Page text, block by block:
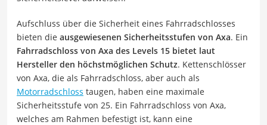
Aufschluss über die Sicherheit eines Fahrradschlosses
bieten die ausgewiesenen Sicherheitsstufen von Axa. Ein
Fahrradschloss von Axa des Levels 15 bietet laut
Hersteller den höchstmöglichen Schutz. Kettenschlösser
von Axa, die als Fahrradschloss, aber auch als
Motorradschloss taugen, haben eine maximale
Sicherheitsstufe von 25. Ein Fahrradschloss von Axa,
welches am Rahmen befestigt ist, kann eine